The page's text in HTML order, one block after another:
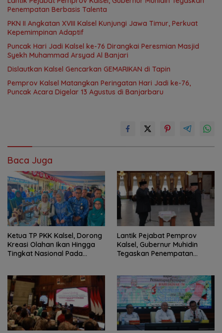
Penempatan Berbasis Talenta
PKN II Angkatan XVIII Kalsel Kunjungi Jawa Timur, Perkuat
Kepemimpinan Adaptif
Puncak Hari Jadi Kalsel ke-76 Dirangkai Peresmian Masjid
Syekh Muhammad Arsyad Al Banjari
Dislautkan Kalsel Gencarkan GEMARIKAN di Tapin
Pemprov Kalsel Matangkan Peringatan Hari Jadi ke-76,
Puncak Acara Digelar 13 Agustus di Banjarbaru
Baca Juga
Ketua TP PKK Kalsel, Dorong
Kreasi Olahan Ikan Hingga
Tingkat Nasional Pada
Lantik Pejabat Pemprov
Kalsel, Gubernur Muhidin
Tegaskan Penempatan